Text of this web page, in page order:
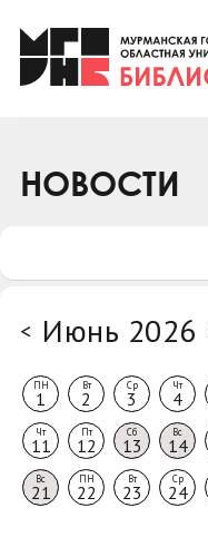
Клуб «Гиря и
Клуб
Коллегам
НОВОСТИ
< Июнь 2026
ПН
1
Вт
2
Ср
3
Чт
4
Чт
11
Пт
12
Сб
13
Вс
14
Вс
21
ПН
22
Вт
23
Ср
24